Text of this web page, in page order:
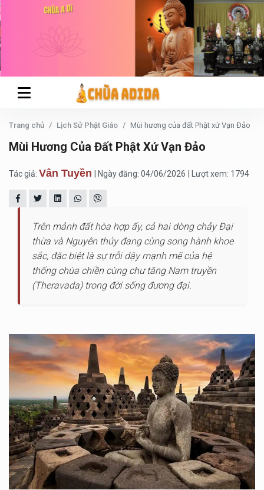
Trang chủ Lịch Sử Phật Giáo Mùi hương của đất Phật xứ Vạn Đảo
Mùi Hương Của Đất Phật Xứ Vạn Đảo
Tác giả: Vân Tuyền | Ngày đăng: 04/06/2026 | Lượt xem: 1794
Trên mảnh đất hòa hợp ấy, cả hai dòng chảy Đại
thừa và Nguyên thủy đang cùng song hành khoe
sắc, đặc biệt là sự trỗi dậy mạnh mẽ của hệ
thống chùa chiền cùng chư tăng Nam truyền
(Theravada) trong đời sống đương đại.